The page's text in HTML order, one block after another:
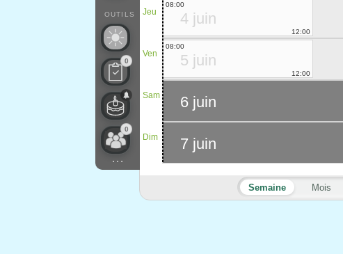
OUTILS
0
0
...
Semaine Mois
Jeu
Ven
Sam
Dim
4 juin
08:00
12:00
5 juin
08:00
12:00
6 juin
7 juin